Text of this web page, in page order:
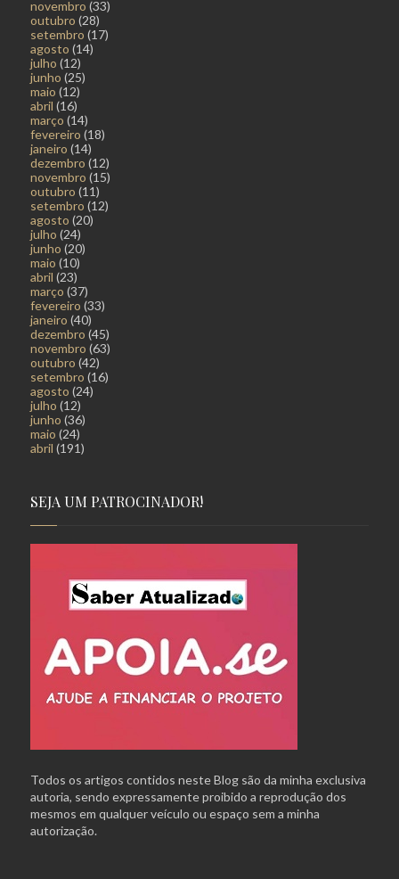
novembro (33)
outubro (28)
setembro (17)
agosto (14)
julho (12)
junho (25)
maio (12)
abril (16)
março (14)
fevereiro (18)
janeiro (14)
dezembro (12)
novembro (15)
outubro (11)
setembro (12)
agosto (20)
julho (24)
junho (20)
maio (10)
abril (23)
março (37)
fevereiro (33)
janeiro (40)
dezembro (45)
novembro (63)
outubro (42)
setembro (16)
agosto (24)
julho (12)
junho (36)
maio (24)
abril (191)
SEJA UM PATROCINADOR!
Todos os artigos contidos neste Blog são da minha exclusiva
autoria, sendo expressamente proibido a reprodução dos
mesmos em qualquer veículo ou espaço sem a minha
autorização.